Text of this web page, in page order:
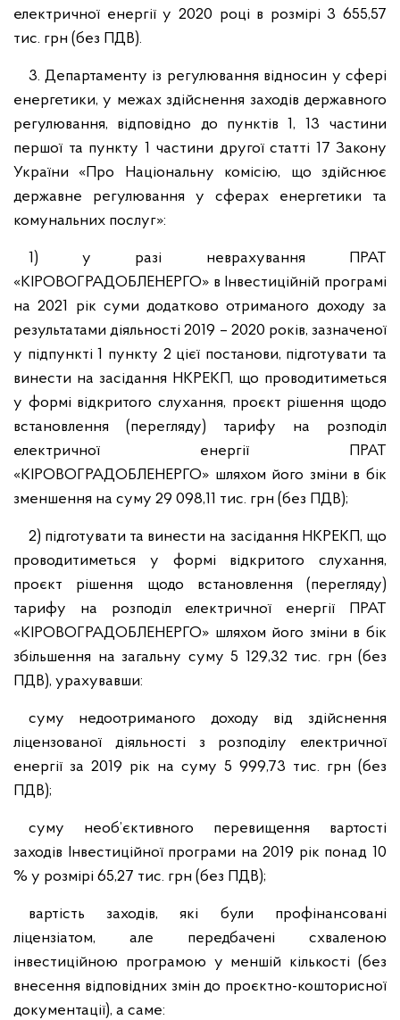
електричної енергії у 2020 році в розмірі 3 655,57
тис. грн (без ПДВ).
3. Департаменту із регулювання відносин у сфері
енергетики, у межах здійснення заходів державного
регулювання, відповідно до пунктів 1, 13 частини
першої та пункту 1 частини другої статті 17 Закону
України «Про Національну комісію, що здійснює
державне регулювання у сферах енергетики та
комунальних послуг»:
1) у разі неврахування ПРАТ
«КІРОВОГРАДОБЛЕНЕРГО» в Інвестиційній програмі
на 2021 рік суми додатково отриманого доходу за
результатами діяльності 2019 – 2020 років, зазначеної
у підпункті 1 пункту 2 цієї постанови, підготувати та
винести на засідання НКРЕКП, що проводитиметься
у формі відкритого слухання, проєкт рішення щодо
встановлення (перегляду) тарифу на розподіл
електричної енергії ПРАТ
«КІРОВОГРАДОБЛЕНЕРГО» шляхом його зміни в бік
зменшення на суму 29 098,11 тис. грн (без ПДВ);
2) підготувати та винести на засідання НКРЕКП, що
проводитиметься у формі відкритого слухання,
проєкт рішення щодо встановлення (перегляду)
тарифу на розподіл електричної енергії ПРАТ
«КІРОВОГРАДОБЛЕНЕРГО» шляхом його зміни в бік
збільшення на загальну суму 5 129,32 тис. грн (без
ПДВ), урахувавши:
суму недоотриманого доходу від здійснення
ліцензованої діяльності з розподілу електричної
енергії за 2019 рік на суму 5 999,73 тис. грн (без
ПДВ);
суму необ’єктивного перевищення вартості
заходів Інвестиційної програми на 2019 рік понад 10
% у розмірі 65,27 тис. грн (без ПДВ);
вартість заходів, які були профінансовані
ліцензіатом, але передбачені схваленою
інвестиційною програмою у меншій кількості (без
внесення відповідних змін до проєктно-кошторисної
документації), а саме: